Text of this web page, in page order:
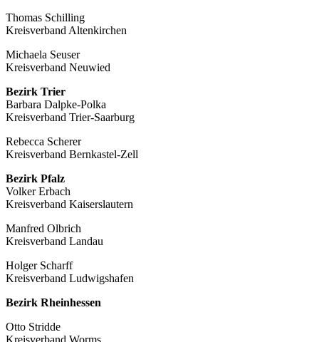
Thomas Schilling
Kreisverband Altenkirchen
Michaela Seuser
Kreisverband Neuwied
Bezirk Trier
Barbara Dalpke-Polka
Kreisverband Trier-Saarburg
Rebecca Scherer
Kreisverband Bernkastel-Zell
Bezirk Pfalz
Volker Erbach
Kreisverband Kaiserslautern
Manfred Olbrich
Kreisverband Landau
Holger Scharff
Kreisverband Ludwigshafen
Bezirk Rheinhessen
Otto Stridde
Kreisverband Worms